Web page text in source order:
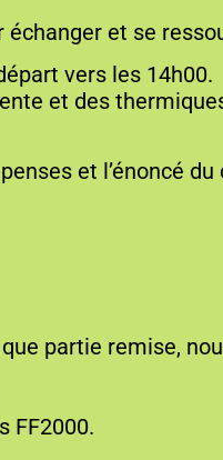
et se
vers les 14h00.
et des
et l’énoncé
partie remise,
FF2000.